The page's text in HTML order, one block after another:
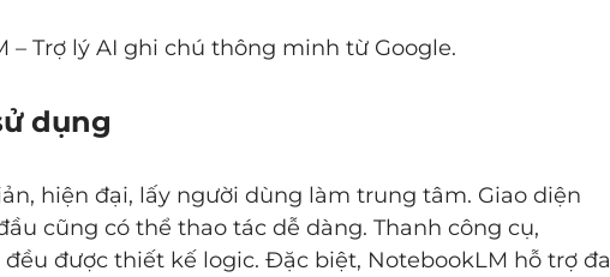
Trợ lý AI ghi chú thông minh từ Google.
dụng
hiện đại, lấy người dùng làm trung tâm. Giao diện
cũng có thể thao tác dễ dàng. Thanh công cụ,
được thiết kế logic. Đặc biệt, NotebookLM hỗ trợ đa